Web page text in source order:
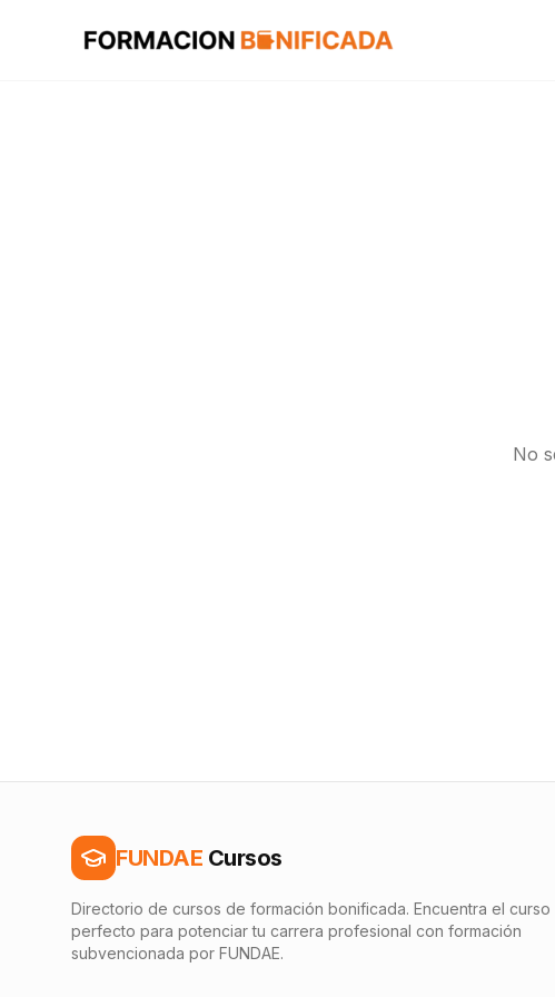
No
FUNDAE Cursos
Directorio de cursos de formación bonificada. Encuentra el curso
perfecto para potenciar tu carrera profesional con formación
subvencionada por FUNDAE.